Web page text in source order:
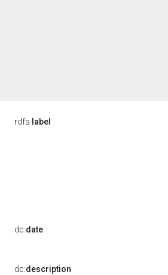
rdfs: label
dc:date
dc:description